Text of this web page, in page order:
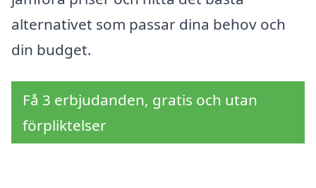
alternativet som passar dina behov och
din budget.
Få 3 erbjudanden, gratis och utan
förpliktelser